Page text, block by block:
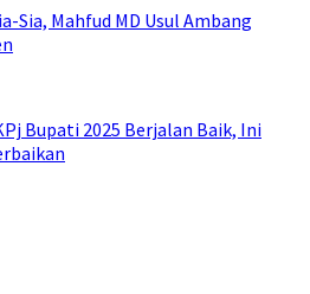
Sia, Mahfud MD Usul Ambang
Bupati 2025 Berjalan Baik, Ini